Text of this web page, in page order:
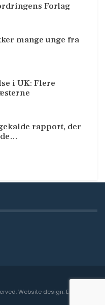
Forlag
mange unge fra
i UK: Flere
rapport, der
Website design: Engedal